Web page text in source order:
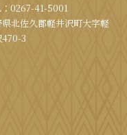
0267-41-5001
北佐久郡軽井沢町⼤字軽
3